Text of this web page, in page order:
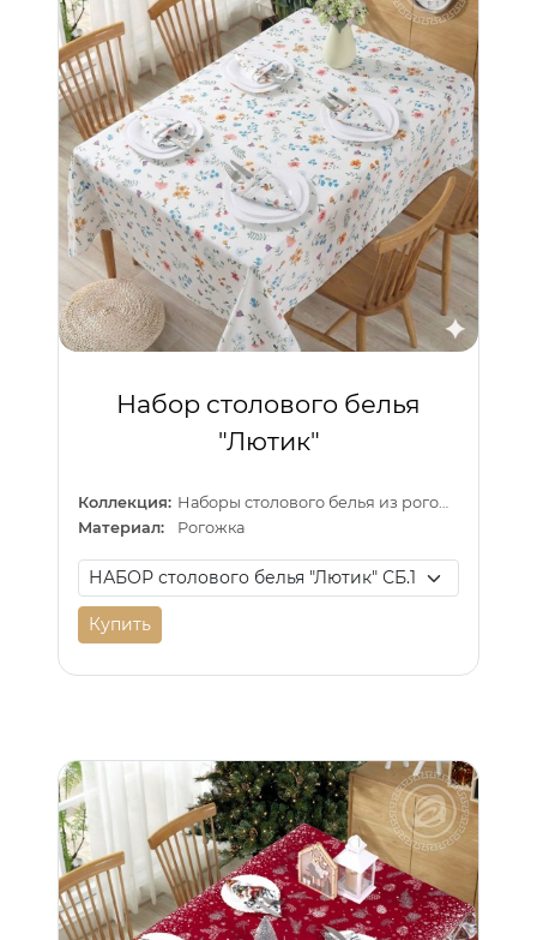
Набор столового белья
"Лютик"
Коллекция:
Материал:
Рогожка
Купить